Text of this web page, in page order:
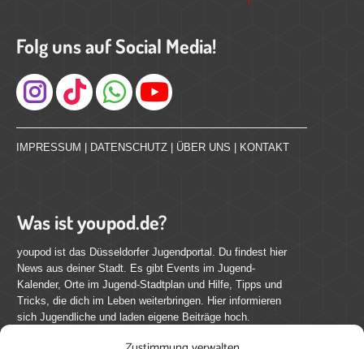
Folg uns auf Social Media!
Instagram
IMPRESSUM | DATENSCHUTZ | ÜBER UNS | KONTAKT
Was ist youpod.de?
youpod ist das Düsseldorfer Jugendportal. Du findest hier
News aus deiner Stadt. Es gibt Events im Jugend-
Kalender, Orte im Jugend-Stadtplan und Hilfe, Tipps und
Tricks, die dich im Leben weiterbringen. Hier informieren
sich Jugendliche und laden eigene Beiträge hoch.